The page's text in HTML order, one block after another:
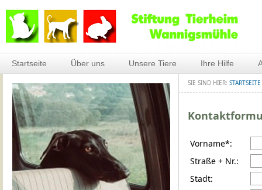
Startseite Über uns Unsere Tiere Ihre Hilfe
SIE SIND HIER: STARTSEITE
Vorname*:
Straße + Nr.:
Stadt: